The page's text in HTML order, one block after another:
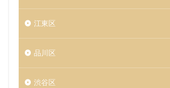
江東区
品川区
渋谷区